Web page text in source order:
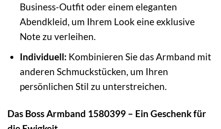
Business-Outfit oder einem eleganten
Abendkleid, um Ihrem Look eine exklusive
Note zu verleihen.
Individuell: Kombinieren Sie das Armband mit
anderen Schmuckstücken, um Ihren
persönlichen Stil zu unterstreichen.
Das Boss Armband 1580399 – Ein Geschenk für